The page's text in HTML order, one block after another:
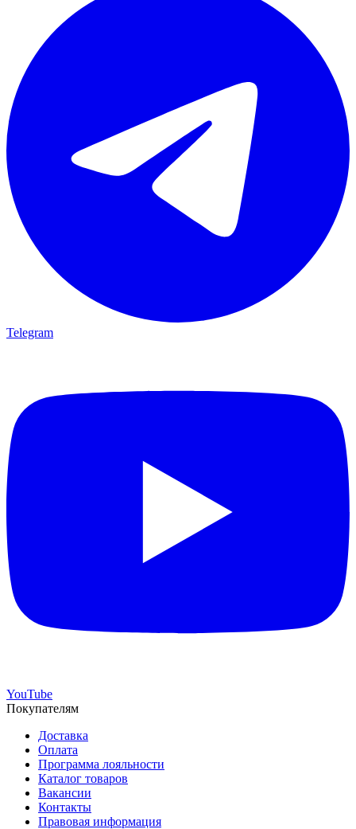
Telegram
YouTube
Покупателям
Доставка
Оплата
Программа лояльности
Каталог товаров
Вакансии
Контакты
Правовая информация